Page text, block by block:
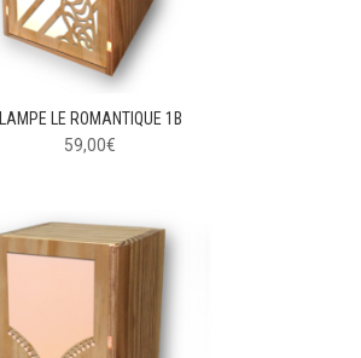
LAMPE LE ROMANTIQUE 1B
59,00€